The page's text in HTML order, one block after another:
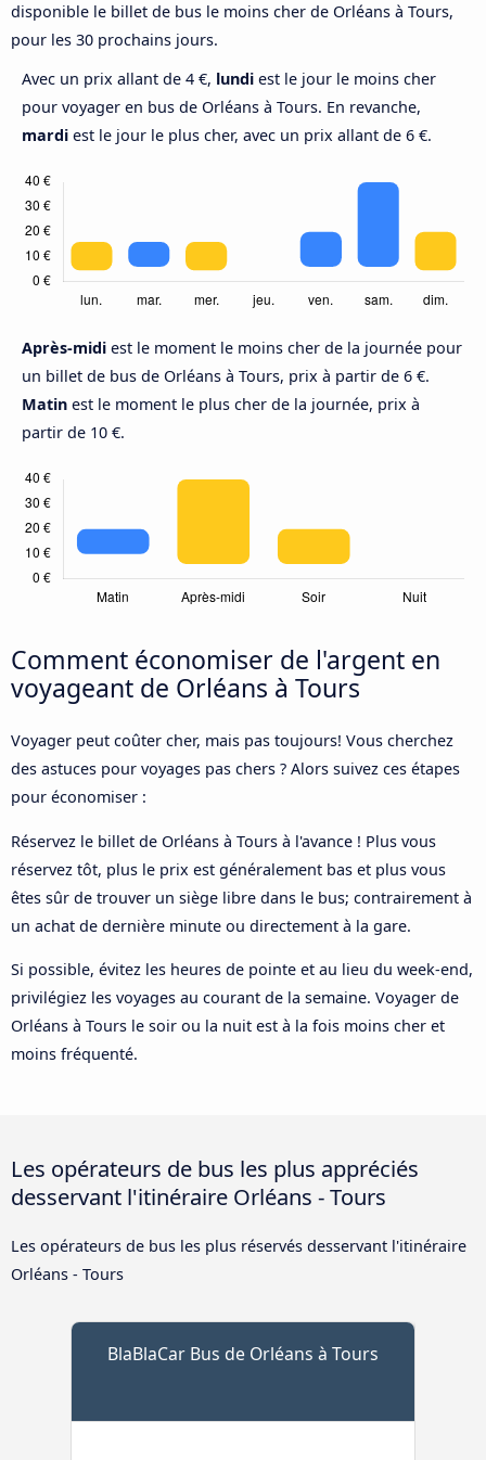
disponible le billet de bus le moins cher de Orléans à Tours,
pour les 30 prochains jours.
Avec un prix allant de 4 €, lundi est le jour le moins cher
pour voyager en bus de Orléans à Tours. En revanche,
mardi est le jour le plus cher, avec un prix allant de 6 €.
Après-midi est le moment le moins cher de la journée pour
un billet de bus de Orléans à Tours, prix à partir de 6 €.
Matin est le moment le plus cher de la journée, prix à
partir de 10 €.
Comment économiser de l'argent en
voyageant de Orléans à Tours
Voyager peut coûter cher, mais pas toujours! Vous cherchez
des astuces pour voyages pas chers ? Alors suivez ces étapes
pour économiser :
Réservez le billet de Orléans à Tours à l'avance ! Plus vous
réservez tôt, plus le prix est généralement bas et plus vous
êtes sûr de trouver un siège libre dans le bus; contrairement à
un achat de dernière minute ou directement à la gare.
Si possible, évitez les heures de pointe et au lieu du week-end,
privilégiez les voyages au courant de la semaine. Voyager de
Orléans à Tours le soir ou la nuit est à la fois moins cher et
moins fréquenté.
Les opérateurs de bus les plus appréciés
desservant l'itinéraire Orléans - Tours
Les opérateurs de bus les plus réservés desservant l'itinéraire
Orléans - Tours
BlaBlaCar Bus de Orléans à Tours